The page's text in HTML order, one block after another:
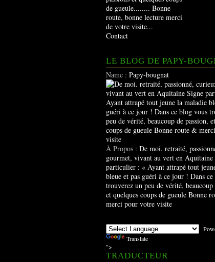
de gueule........ Bonne
route, bonne lecture merci
de votre visite...
Contact
LE BLOG DE PAPY-
Name : Papy-bougnat
À Propos : De moi. retraité,
gourmet, vivant au vert en Aquitaine
particulier : « Ayant attrapé tout
bleue et pas guéri à ce jour ! Dans
trouverez un peu de vérité, beaucoup
et quelques coups de gueule Bonne
merci pour votre visite
Translate
">
TRADUCTEUR